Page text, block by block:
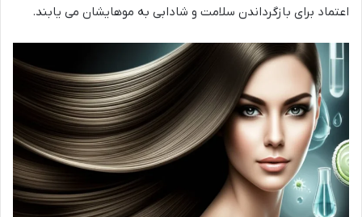
اعتماد برای بازگرداندن سلامت و شادابی به موهایشان می یابند.